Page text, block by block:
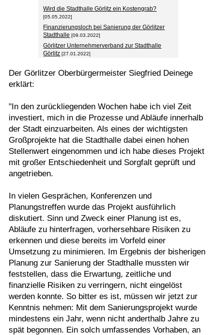
Wird die Stadthalle Görlitz ein Kostengrab?
[05.05.2022]
Finanzierungsloch bei Sanierung der Görlitzer
Stadthalle [09.03.2022]
Görlitzer Unternehmerverband zur Stadthalle
Görlitz [27.01.2022]
Der Görlitzer Oberbürgermeister Siegfried Deinege
erklärt:
"In den zurückliegenden Wochen habe ich viel Zeit
investiert, mich in die Prozesse und Abläufe innerhalb
der Stadt einzuarbeiten. Als eines der wichtigsten
Großprojekte hat die Stadthalle dabei einen hohen
Stellenwert eingenommen und ich habe dieses Projekt
mit großer Entschiedenheit und Sorgfalt geprüft und
angetrieben.
In vielen Gesprächen, Konferenzen und
Planungstreffen wurde das Projekt ausführlich
diskutiert. Sinn und Zweck einer Planung ist es,
Abläufe zu hinterfragen, vorhersehbare Risiken zu
erkennen und diese bereits im Vorfeld einer
Umsetzung zu minimieren. Im Ergebnis der bisherigen
Planung zur Sanierung der Stadthalle mussten wir
feststellen, dass die Erwartung, zeitliche und
finanzielle Risiken zu verringern, nicht eingelöst
werden konnte. So bitter es ist, müssen wir jetzt zur
Kenntnis nehmen: Mit dem Sanierungsprojekt wurde
mindestens ein Jahr, wenn nicht anderthalb Jahre zu
spät begonnen. Ein solch umfassendes Vorhaben, an